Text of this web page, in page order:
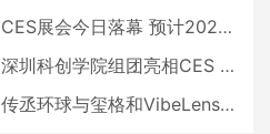
CES展会今日落幕 预计2026行业收入将超五千亿美元
深圳科创学院组团亮相CES 广受好评
传丞环球与玺格和VibeLens共同推出全新耳机